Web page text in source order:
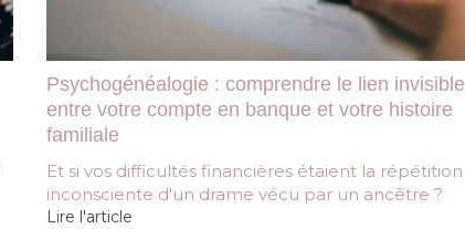
Psychogénéalogie : comprendre le lien invisible
entre votre compte en banque et votre histoire
familiale
Et si vos difficultés financières étaient la répétition
inconsciente d'un drame vécu par un ancêtre ?
Lire l'article